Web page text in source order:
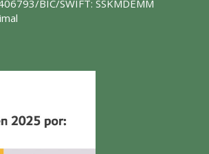
BIC/SWIFT: SSKMDEMM